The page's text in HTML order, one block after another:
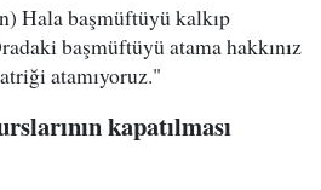
Hala başmüftüyü kalkıp
başmüftüyü atama hakkınız
atamıyoruz."
kapatılması